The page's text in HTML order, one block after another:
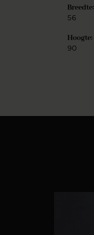
Breedte:
56
Hoogte:
90